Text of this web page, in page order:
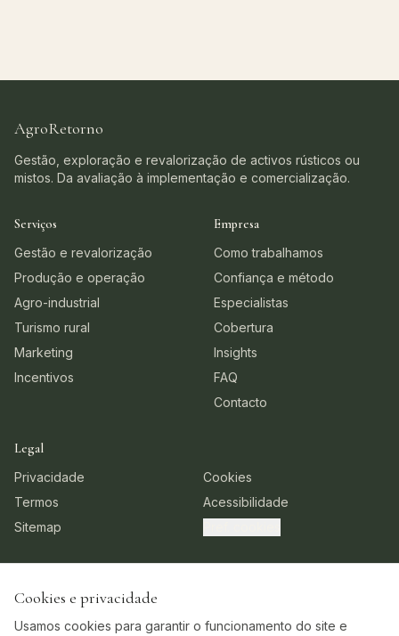
AgroRetorno
Gestão, exploração e revalorização de activos rústicos ou
mistos. Da avaliação à implementação e comercialização.
Serviços
Gestão e revalorização
Produção e operação
Agro-industrial
Turismo rural
Marketing
Incentivos
Empresa
Como trabalhamos
Confiança e método
Especialistas
Cobertura
Insights
FAQ
Contacto
Legal
Privacidade
Cookies
Termos
Acessibilidade
Sitemap
©2026AgroRetorno. Todos os direitos reservados.
Cookies e privacidade
Usamos cookies para garantir o funcionamento do site e